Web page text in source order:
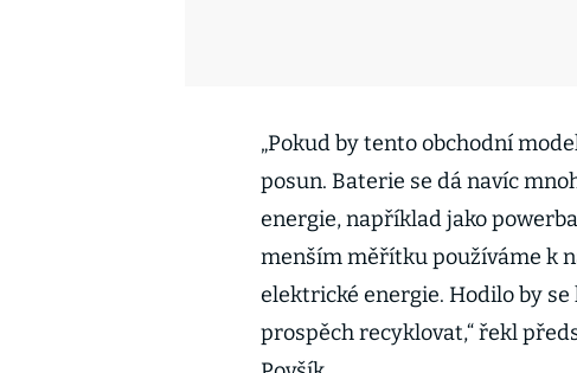
„Pokud by tento obchodní
posun. Baterie se dá navíc
energie, například jako
menším měřítku používáme k
elektrické energie. Hodilo by
prospěch recyklovat,“ řekl